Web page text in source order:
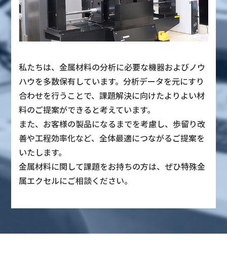
私たちは、金属材料の分析に必要な機器およびノウ
ハウを多数保有しています。分析データを元にすり
合わせを行うことで、課題解決に向けたよりよい材
料のご提案ができると考えています。
また、お客様の製品になるまでを考慮し、歩留り改
善や工程効率化など、全体最適につながるご提案を
いたします。
金属材料に関して課題をお持ちの方は、ぜひ特殊金
属エクセルにご相談ください。